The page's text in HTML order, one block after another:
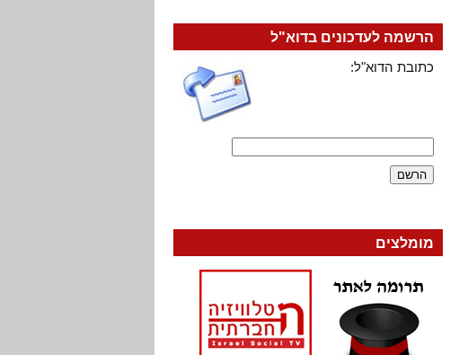
הרשמה לעדכונים בדוא"ל
כתובת הדוא"ל:
מומלצים